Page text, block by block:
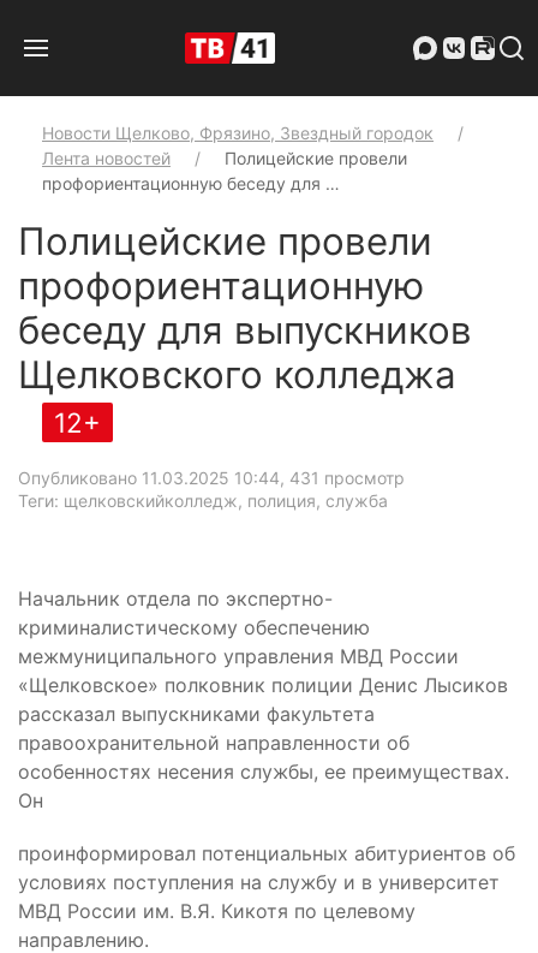
Новости Щелково, Фрязино, Звездный городок
Лента новостей
Полицейские провели
профориентационную беседу для …
Полицейские провели
профориентационную
беседу для выпускников
Щелковского колледжа
12+
Опубликовано 11.03.2025 10:44, 431 просмотр
Теги: щелковскийколледж, полиция, служба
Начальник отдела по экспертно-
криминалистическому обеспечению
межмуниципального управления МВД России
«Щелковское» полковник полиции Денис Лысиков
рассказал выпускниками факультета
правоохранительной направленности об
особенностях несения службы, ее преимуществах.
Он
проинформировал потенциальных абитуриентов об
условиях поступления на службу и в университет
МВД России им. В.Я. Кикотя по целевому
направлению.